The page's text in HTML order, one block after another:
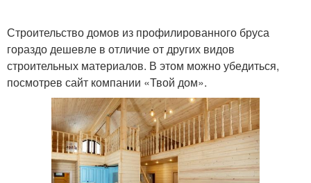
Строительство домов из профилированного бруса
гораздо дешевле в отличие от других видов
строительных материалов. В этом можно убедиться,
посмотрев сайт компании «Твой дом».